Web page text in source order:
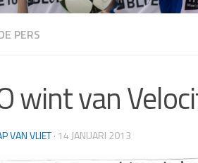
PERS
wint van
VAN VLIET· 14 JANUARI 2013